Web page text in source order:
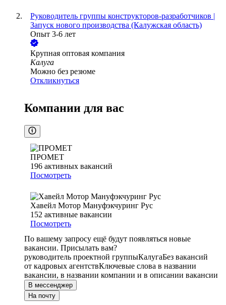
Руководитель группы конструкторов-разработчиков |
Запуск нового производства (Калужская область)
Опыт 3-6 лет
Крупная оптовая компания
Калуга
Можно без резюме
Откликнуться
Компании для вас
ПРОМЕТ
196 активных вакансий
Посмотреть
Хавейл Мотор Мануфэкчуринг Рус
152 активные вакансии
Посмотреть
По вашему запросу ещё будут появляться новые
вакансии. Присылать вам?
руководитель проектной группыКалугаБез вакансий
от кадровых агентствКлючевые слова в названии
вакансии, в названии компании и в описании вакансии
В мессенджер
На почту